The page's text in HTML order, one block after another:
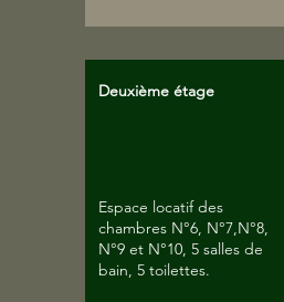
Deuxième étage
Espace locatif des
chambres N°6, N°7,N°8,
N°9 et N°10, 5 salles de
bain, 5 toilettes.